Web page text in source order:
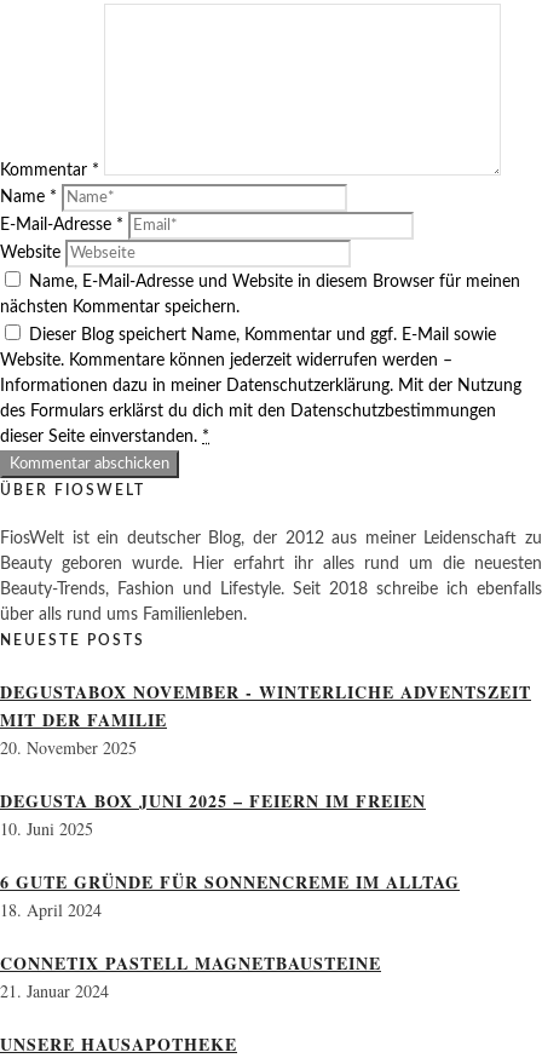
Kommentar *
Name *
E-Mail-Adresse *
Website
Name, E-Mail-Adresse und Website in diesem Browser für meinen
nächsten Kommentar speichern.
Dieser Blog speichert Name, Kommentar und ggf. E-Mail sowie
Website. Kommentare können jederzeit widerrufen werden –
Informationen dazu in meiner Datenschutzerklärung. Mit der Nutzung
des Formulars erklärst du dich mit den Datenschutzbestimmungen
dieser Seite einverstanden. *
ÜBER FIOSWELT
FiosWelt ist ein deutscher Blog, der 2012 aus meiner Leidenschaft zu
Beauty geboren wurde. Hier erfahrt ihr alles rund um die neuesten
Beauty-Trends, Fashion und Lifestyle. Seit 2018 schreibe ich ebenfalls
über alls rund ums Familienleben.
NEUESTE POSTS
DEGUSTABOX NOVEMBER - WINTERLICHE ADVENTSZEIT
MIT DER FAMILIE
20. November 2025
DEGUSTA BOX JUNI 2025 – FEIERN IM FREIEN
10. Juni 2025
6 GUTE GRÜNDE FÜR SONNENCREME IM ALLTAG
18. April 2024
CONNETIX PASTELL MAGNETBAUSTEINE
21. Januar 2024
UNSERE HAUSAPOTHEKE